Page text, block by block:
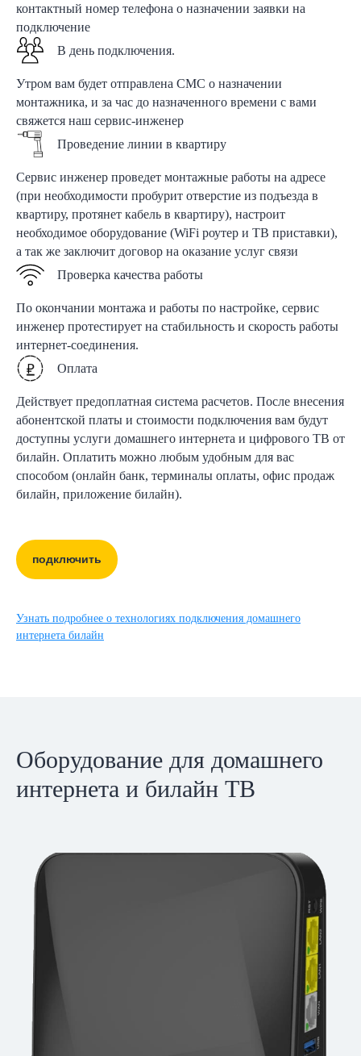
контактный номер телефона о назначении заявки на
подключение
В день подключения.
Утром вам будет отправлена СМС о назначении
монтажника, и за час до назначенного времени с вами
свяжется наш сервис-инженер
Проведение линии в квартиру
Сервис инженер проведет монтажные работы на адресе
(при необходимости пробурит отверстие из подъезда в
квартиру, протянет кабель в квартиру), настроит
необходимое оборудование (WiFi роутер и ТВ приставки),
а так же заключит договор на оказание услуг связи
Проверка качества работы
По окончании монтажа и работы по настройке, сервис
инженер протестирует на стабильность и скорость работы
интернет-соединения.
Оплата
Действует предоплатная система расчетов. После внесения
абонентской платы и стоимости подключения вам будут
доступны услуги домашнего интернета и цифрового ТВ от
билайн. Оплатить можно любым удобным для вас
способом (онлайн банк, терминалы оплаты, офис продаж
билайн, приложение билайн).
подключить
Узнать подробнее о технологиях подключения домашнего
интернета билайн
Оборудование для домашнего
интернета и билайн ТВ